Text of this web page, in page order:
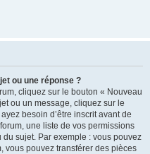
ou une réponse ?
cliquez sur le bouton « Nouveau
ou un message, cliquez sur le
besoin d’être inscrit avant de
une liste de vos permissions
du sujet. Par exemple : vous pouvez
vous pouvez transférer des pièces